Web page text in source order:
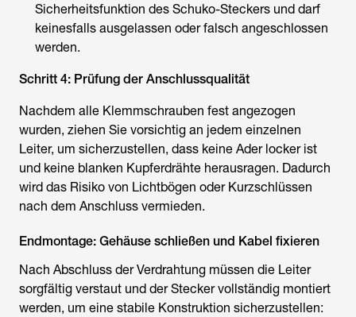
Sicherheitsfunktion des Schuko-Steckers und darf
keinesfalls ausgelassen oder falsch angeschlossen
werden.
Schritt 4: Prüfung der Anschlussqualität
Nachdem alle Klemmschrauben fest angezogen
wurden, ziehen Sie vorsichtig an jedem einzelnen
Leiter, um sicherzustellen, dass keine Ader locker ist
und keine blanken Kupferdrähte herausragen. Dadurch
wird das Risiko von Lichtbögen oder Kurzschlüssen
nach dem Anschluss vermieden.
Endmontage: Gehäuse schließen und Kabel fixieren
Nach Abschluss der Verdrahtung müssen die Leiter
sorgfältig verstaut und der Stecker vollständig montiert
werden, um eine stabile Konstruktion sicherzustellen: